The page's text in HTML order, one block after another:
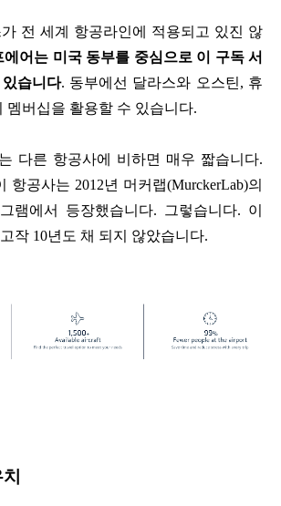
전 세계 항공라인에 적용되고 있진 않
에어는 미국 동부를 중심으로 이 구독 서
습니다. 동부에선 달라스와 오스틴, 휴
멤버십을 활용할 수 있습니다.
다른 항공사에 비하면 매우 짧습니다.
항공사는 2012년 머커랩(MurckerLab)의
램에서 등장했습니다. 그렇습니다. 이
작 10년도 채 되지 않았습니다.